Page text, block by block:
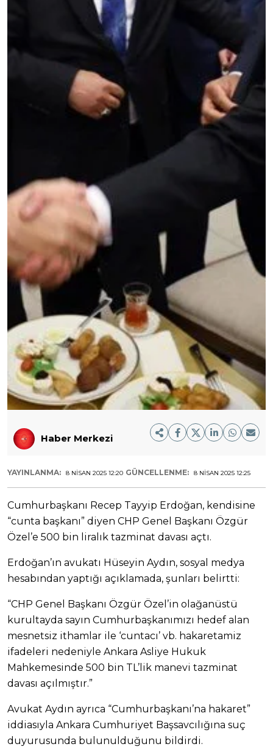
Haber Merkezi
YAYINLANMA: 8 NISAN 2025 12:20 GÜNCELLENME: 8 NISAN 2025 12:25
Cumhurbaşkanı Recep Tayyip Erdoğan, kendisine
“cunta başkanı” diyen CHP Genel Başkanı Özgür
Özel’e 500 bin liralık tazminat davası açtı.
Erdoğan’ın avukatı Hüseyin Aydın, sosyal medya
hesabından yaptığı açıklamada, şunları belirtti:
“CHP Genel Başkanı Özgür Özel’in olağanüstü
kurultayda sayın Cumhurbaşkanımızı hedef alan
mesnetsiz ithamlar ile ‘cuntacı’ vb. hakaretamiz
ifadeleri nedeniyle Ankara Asliye Hukuk
Mahkemesinde 500 bin TL’lik manevi tazminat
davası açılmıştır.”
Avukat Aydın ayrıca “Cumhurbaşkanı’na hakaret”
iddiasıyla Ankara Cumhuriyet Başsavcılığına suç
duyurusunda bulunulduğunu bildirdi.